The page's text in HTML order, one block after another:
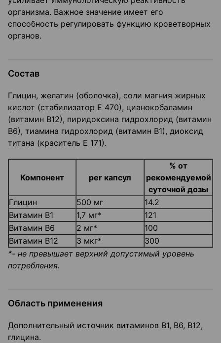
организма. Важное значение имеет его
способность регулировать функцию кроветворных
органов.
Состав
Глицин, желатин (оболочка), соли магния жирных
кислот (стабилизатор Е 470), цианокобаламин
(витамин В12), пиридоксина гидрохлорид (витамин
В6), тиамина гидрохлорид (витамин В1), диоксид
титана (краситель Е 171).
Компонент per капсул
% от
рекомендуемой
суточной дозы
Глицин
500 мг
14.2
Витамин B1
1,7 мг*
121
Витамин B6
2 мг*
100
Витамин B12
3 мкг*
300
*- не превышает верхний допустимый уровень
потребления.
Область применения
Дополнительный источник витаминов В1, В6, В12,
глицина.